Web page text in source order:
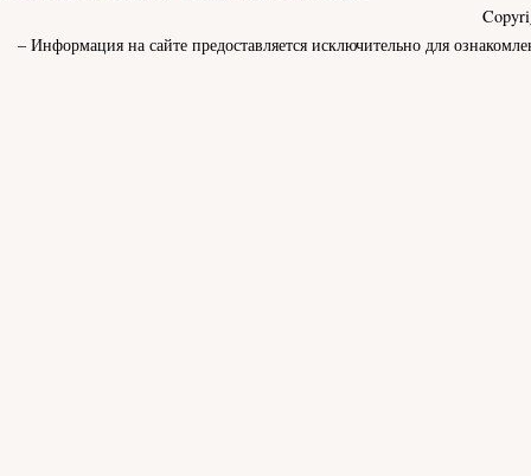
– Информация на сайте предоставляется исключительно для